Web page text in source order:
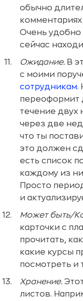
обычно
Очень удобно
сейчас
Ожидание. В
с моими
сотрудникам.
переоформит
течение двух
через две
что ты
это должен
есть список
каждому из
Просто
и
Может быть/
карточки с
прочитать,
какие курсы
посмотреть и
Хранение.
листов.